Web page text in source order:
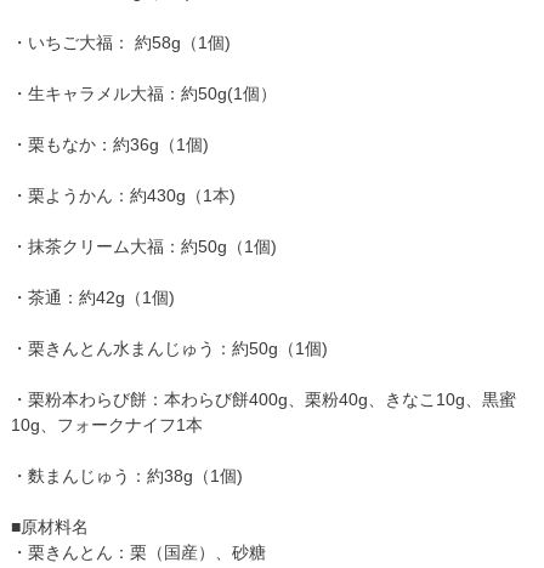
・いちご大福： 約58g（1個)
・生キャラメル大福：約50g(1個）
・栗もなか：約36g（1個)
・栗ようかん：約430g（1本)
・抹茶クリーム大福：約50g（1個)
・茶通：約42g（1個)
・栗きんとん水まんじゅう：約50g（1個)
・栗粉本わらび餅：本わらび餅400g、栗粉40g、きなこ10g、黒蜜
10g、フォークナイフ1本
・麩まんじゅう：約38g（1個)
■原材料名
・栗きんとん：栗（国産）、砂糖